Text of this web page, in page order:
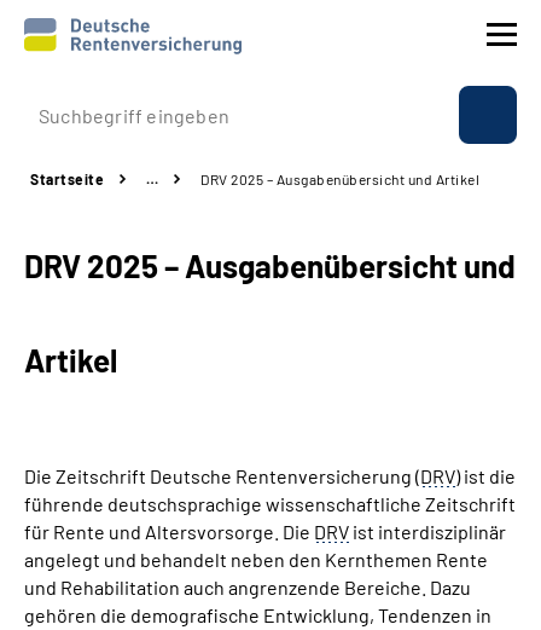
Prävention
Rente
Über uns & Presse
Online-Services
Suche
Startseite … DRV 2025 – Ausgabenübersicht und Artikel
DRV 2025 – Ausgabenübersicht und
Artikel
Die Zeitschrift Deutsche Rentenversicherung (DRV) ist die
führende deutschsprachige wissenschaftliche Zeitschrift
für Rente und Altersvorsorge. Die DRV ist interdisziplinär
angelegt und behandelt neben den Kernthemen Rente
und Rehabilitation auch angrenzende Bereiche. Dazu
gehören die demografische Entwicklung, Tendenzen in